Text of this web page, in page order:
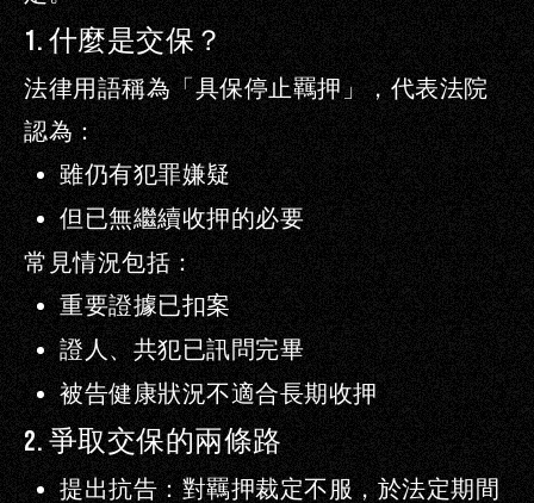
1.什麼是交保？
法律用語稱為「具保停止羈押」，代表法院
認為：
雖仍有犯罪嫌疑
但已無繼續收押的必要
常見情況包括：
重要證據已扣案
證人、共犯已訊問完畢
被告健康狀況不適合長期收押
2.爭取交保的兩條路
提出抗告：對羈押裁定不服，於法定期間